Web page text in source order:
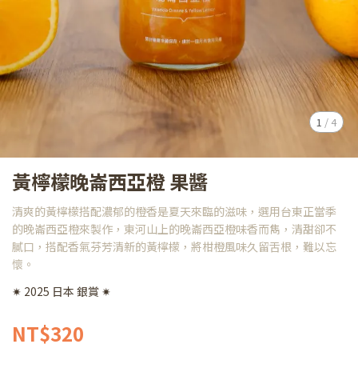
1 / 4
黃檸檬晚崙西亞橙 果醬
清爽的黃檸檬搭配濃郁的橙香是夏天來臨的滋味，選用台東正當季
的晚崙西亞橙來製作，東河山上的晚崙西亞橙味香而雋，清甜卻不
膩口，搭配香氣芬芳清新的黃檸檬，將柑橙風味久留舌根，難以忘
懷。
✷ 2025 日本 銀賞 ✷
NT$320